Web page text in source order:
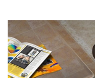
При выборе
только